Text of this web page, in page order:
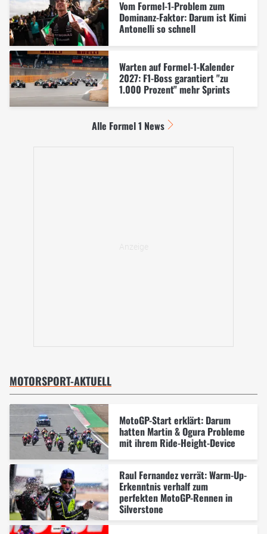
Vom Formel-1-Problem zum
Dominanz-Faktor: Darum ist Kimi
Antonelli so schnell
Warten auf Formel-1-Kalender
2027: F1-Boss garantiert "zu
1.000 Prozent" mehr Sprints
Alle Formel 1 News
MOTORSPORT-AKTUELL
MotoGP-Start erklärt: Darum
hatten Martin & Ogura Probleme
mit ihrem Ride-Height-Device
Raul Fernandez verrät: Warm-Up-
Erkenntnis verhalf zum
perfekten MotoGP-Rennen in
Silverstone